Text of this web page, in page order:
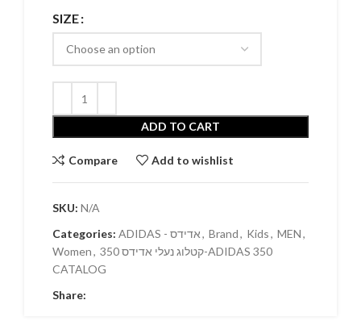
SIZE
ADD TO CART
Compare Add to wishlist
SKU: N/A
Categories:
ADIDAS - אדידס, Brand, Kids, MEN,
Women, קטלוג נעלי אדידס 350-ADIDAS 350
CATALOG
Share: